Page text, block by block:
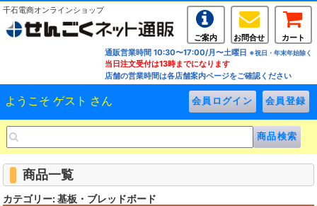
千石電商オンラインショップ
ご案内 お問合せ
カート
通販営業時間 10:30〜17:00/月〜土曜日 ※祝日・年末年始除く
当日注文受付は13時までになります
店舗の営業時間は各店舗案内ページをご確認ください
ようこそ ゲスト さん
商品一覧
カテゴリー: 基板・ブレッドボード